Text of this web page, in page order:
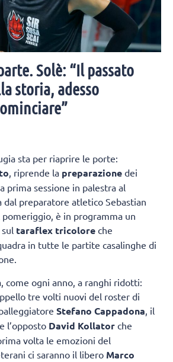
Solè: “Il passato
storia, adesso
sta per riaprire le porte:
, riprende la preparazione dei
prima sessione in palestra al
preparatore atletico Sebastian
è in programma un
taraflex tricolore che
in tutte le partite casalinghe di
come ogni anno, a ranghi ridotti:
tre volti nuovi del roster di
Stefano Cappadona , il
e l’opposto David Kollator che
volta le emozioni del
ci saranno il libero Marco